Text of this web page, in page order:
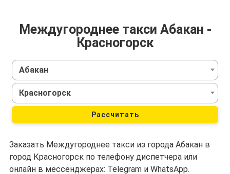
Междугороднее такси Абакан -
Красногорск
Абакан
Красногорск
Рассчитать
Заказать Междугороднее такси из города Абакан в
город Красногорск по телефону диспетчера или
онлайн в мессенджерах: Telegram и WhatsApp.